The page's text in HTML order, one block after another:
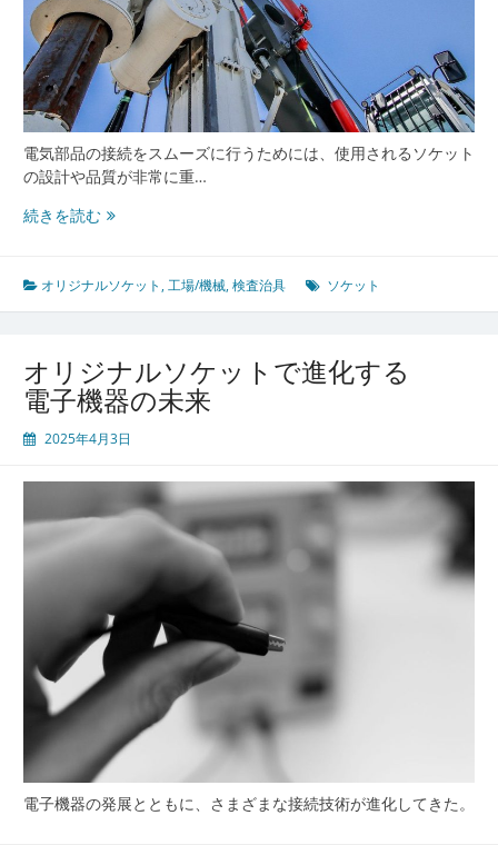
電気部品の接続をスムーズに行うためには、使用されるソケット
の設計や品質が非常に重…
続きを読むオ
ナ
ル
ッ
ト
高
な
接
を
実
現
オリジナルソケット ,工場/機械,検査治具 ソケット
オリジナルソケットで進化する
電子機器の未来
2025年4月3日
電子機器の発展とともに、さまざまな接続技術が進化してきた。